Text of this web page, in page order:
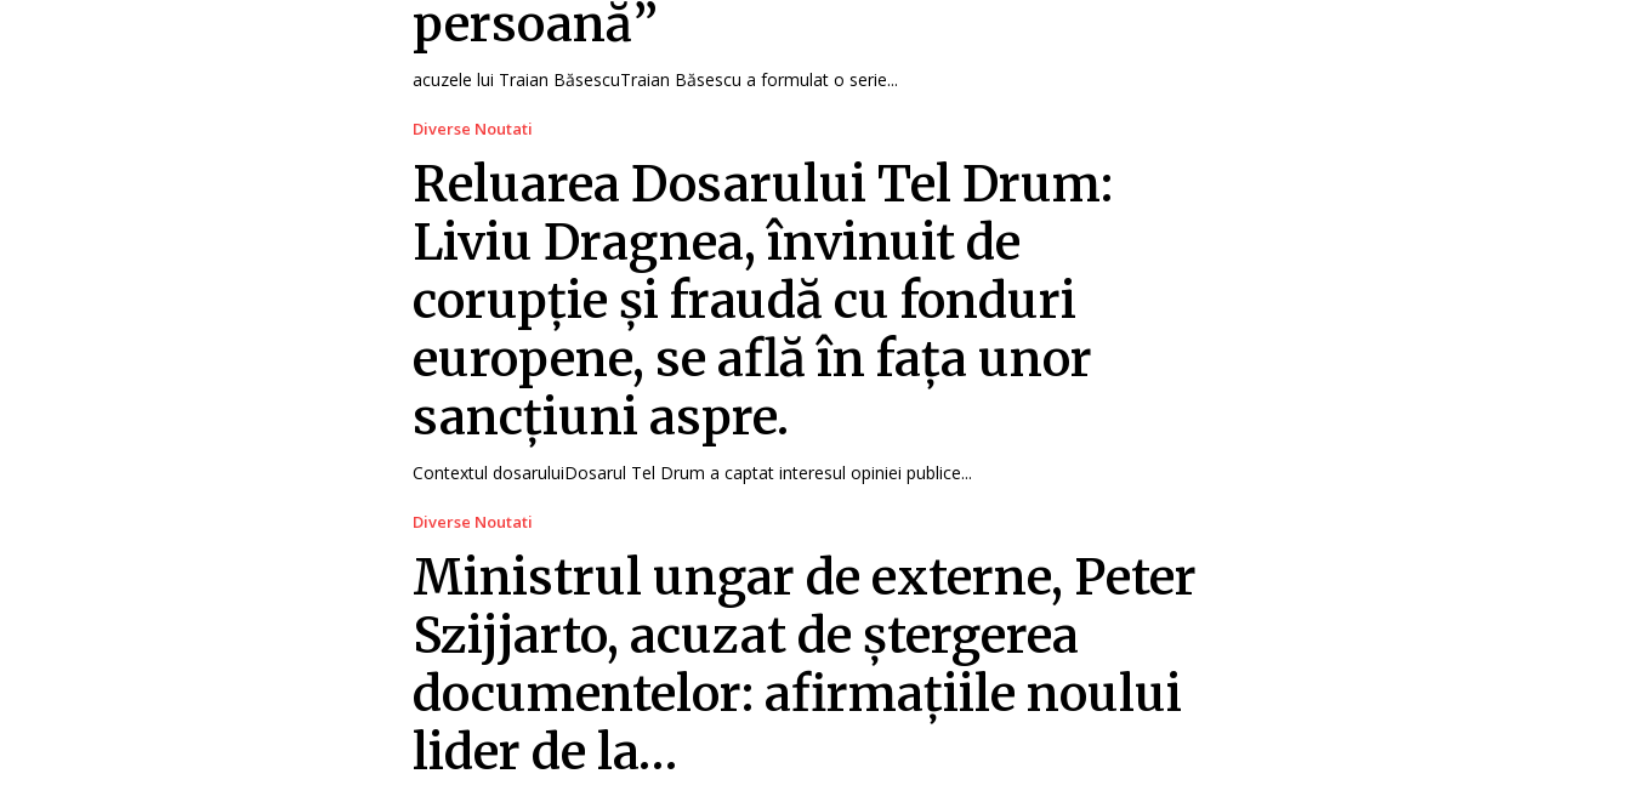
persoană”
acuzele lui Traian BăsescuTraian Băsescu a formulat o serie...
Diverse Noutati
Reluarea Dosarului Tel Drum:
Liviu Dragnea, învinuit de
corupție și fraudă cu fonduri
europene, se află în fața unor
sancțiuni aspre.
Contextul dosaruluiDosarul Tel Drum a captat interesul opiniei publice...
Diverse Noutati
Ministrul ungar de externe, Peter
Szijjarto, acuzat de ștergerea
documentelor: afirmațiile noului
lider de la…